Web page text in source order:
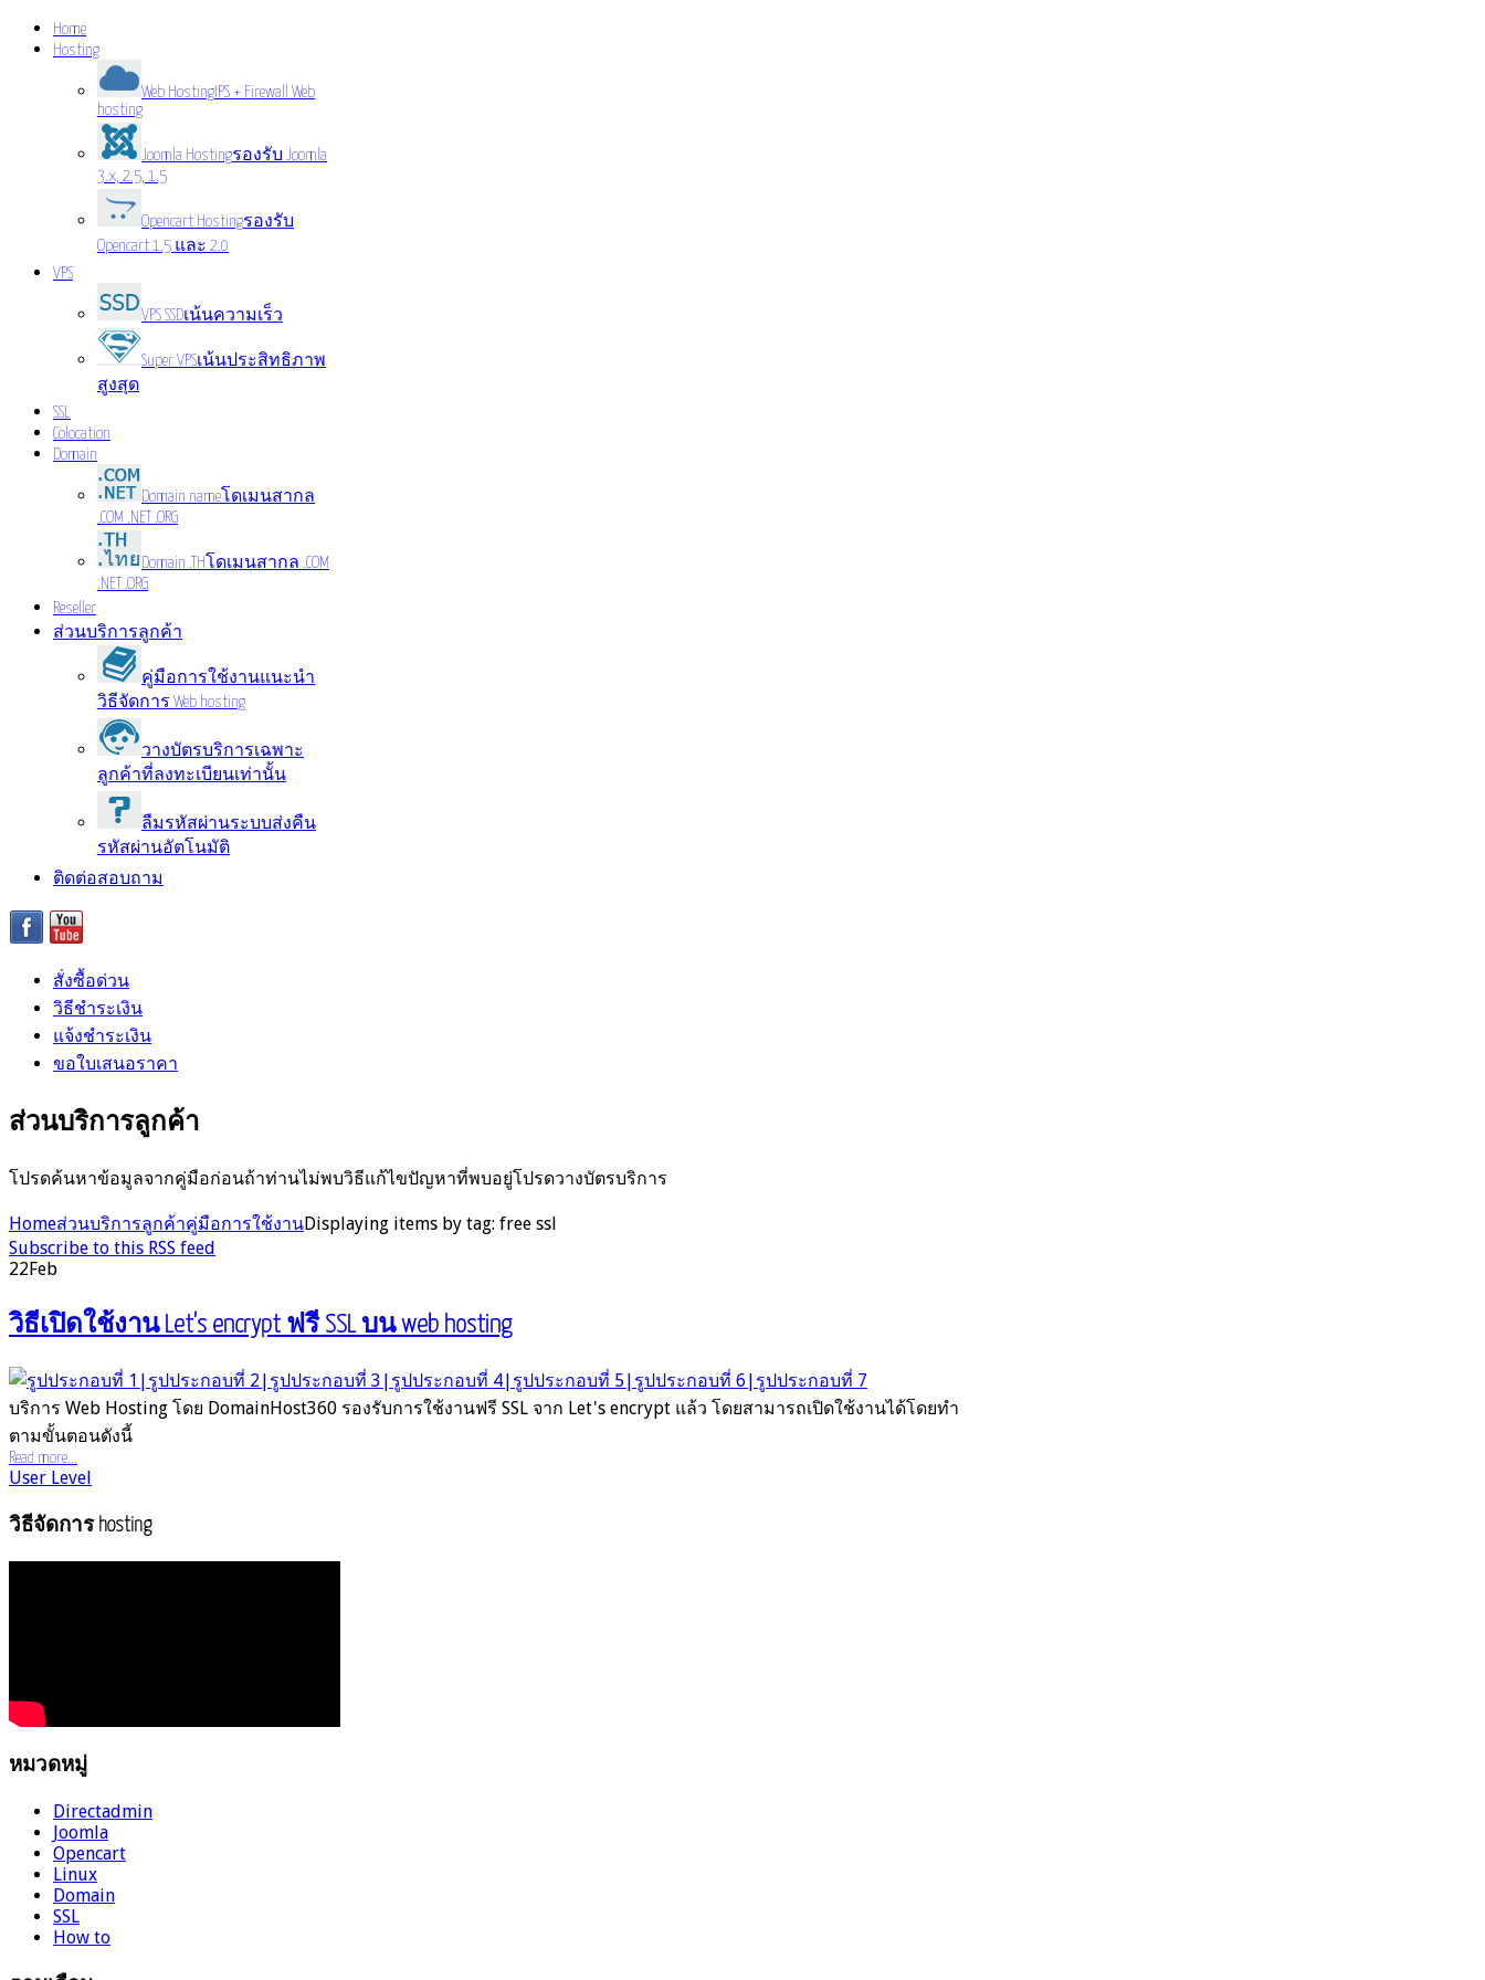
Home
Hosting
Web Hosting IPS + Firewall Web
hosting
Joomla Hostingรองรับ Joomla
3.x, 2.5, 1.5
Opencart Hostingรองรับ
Opencart 1.5 และ 2.0
VPS
VPS SSDเน้นความเร็ว
Super VPSเน้นประสิทธิภาพ
สูงสุด
SSL
Colocation
Domain
Domain name โดเมนสากล
.COM .NET .ORG
Domain .TH โดเมนสากล .COM
.NET .ORG
Reseller
ส่วนบริการลูกค้า
คู่มือการใช้งานแนะนำ
วิธีจัดการ Web hosting
วางบัตรบริการเฉพาะ
ลูกค้าที่ลงทะเบียนเท่านั้น
ลืมรหัสผ่านระบบส่งคืน
รหัสผ่านอัตโนมัติ
ติดต่อสอบถาม
สั่งซื้อด่วน
วิธีชำระเงิน
แจ้งชำระเงิน
ขอใบเสนอราคา
ส่วนบริการลูกค้า
โปรดค้นหาข้อมูลจากคู่มือก่อนถ้าท่านไม่พบวิธีแก้ไขปัญหาที่พบอยู่โปรดวางบัตรบริการ
Homeส่วนบริการลูกค้าคู่มือการใช้งานDisplaying items by tag: free ssl
Subscribe to this RSS feed
22Feb
วิธีเปิดใช้งาน Let's encrypt ฟรี SSL บน web hosting
บริการ Web Hosting โดย DomainHost360 รองรับการใช้งานฟรี SSL จาก Let's encrypt แล้ว โดยสามารถเปิดใช้งานได้โดยทำ
ตามขั้นตอนดังนี้
Read more...
User Level
วิธีจัดการ hosting
หมวดหมู่
Directadmin
Joomla
Opencart
Linux
Domain
SSL
How to